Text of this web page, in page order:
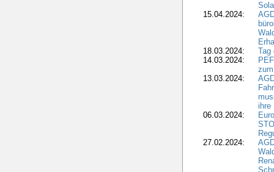
15.04.2024:
18.03.2024:
Tag
14.03.2024:
13.03.2024:
ihre
06.03.2024:
27.02.2024: